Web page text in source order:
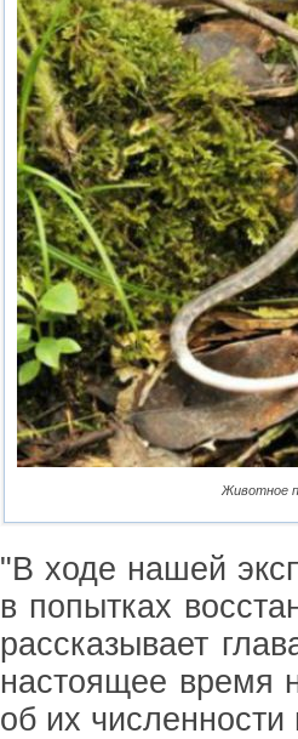
Животное
"В ходе нашей
в попытках
рассказывает
настоящее время
об их